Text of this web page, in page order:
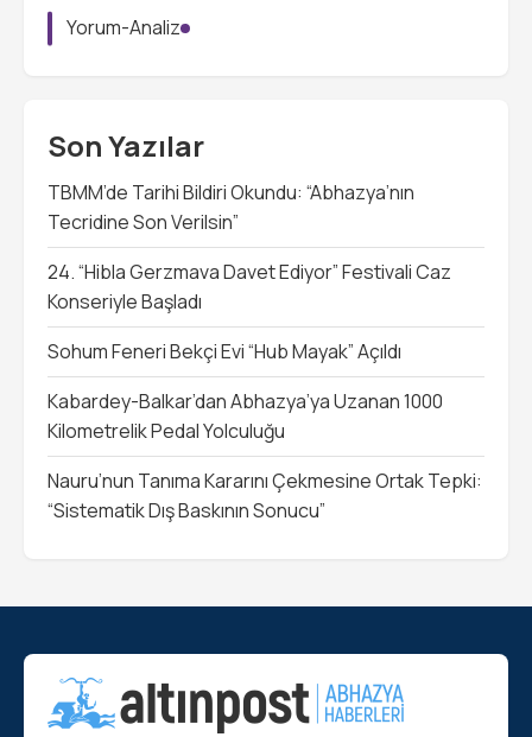
Yorum-Analiz
Son Yazılar
TBMM’de Tarihi Bildiri Okundu: “Abhazya’nın
Tecridine Son Verilsin”
24. “Hibla Gerzmava Davet Ediyor” Festivali Caz
Konseriyle Başladı
Sohum Feneri Bekçi Evi “Hub Mayak” Açıldı
Kabardey-Balkar’dan Abhazya’ya Uzanan 1000
Kilometrelik Pedal Yolculuğu
Nauru’nun Tanıma Kararını Çekmesine Ortak Tepki:
“Sistematik Dış Baskının Sonucu”